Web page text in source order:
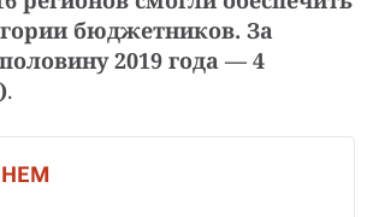
бюджетников. За
2019 года — 4
.